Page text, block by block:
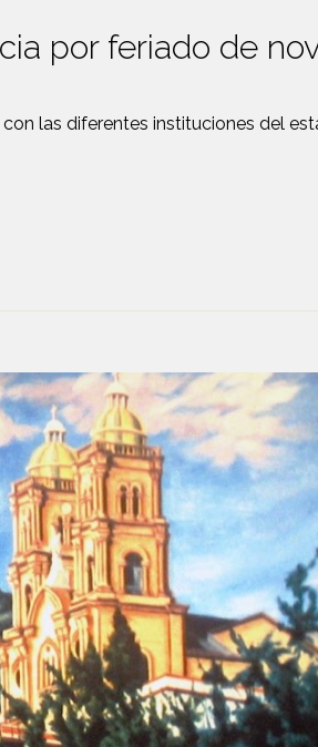
por feriado de
las diferentes instituciones del